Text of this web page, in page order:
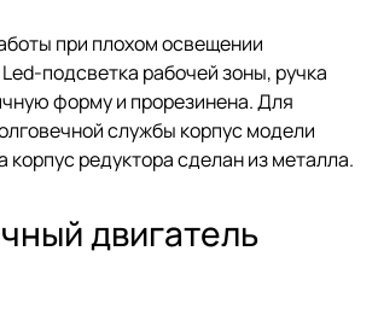
при плохом освещении
подсветка рабочей зоны, ручка
форму и прорезинена. Для
службы корпус модели
корпус редуктора сделан из металла.
двигатель